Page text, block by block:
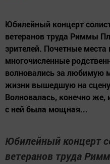
Юбилейный концерт
ветеранов труда Риммы
зрителей. Почетные
многочисленные
волновались за любимую
жизни вышедшую на
Волновалась, конечно
с ней была мощная...
Юбилейный концерт
ветеранов труда